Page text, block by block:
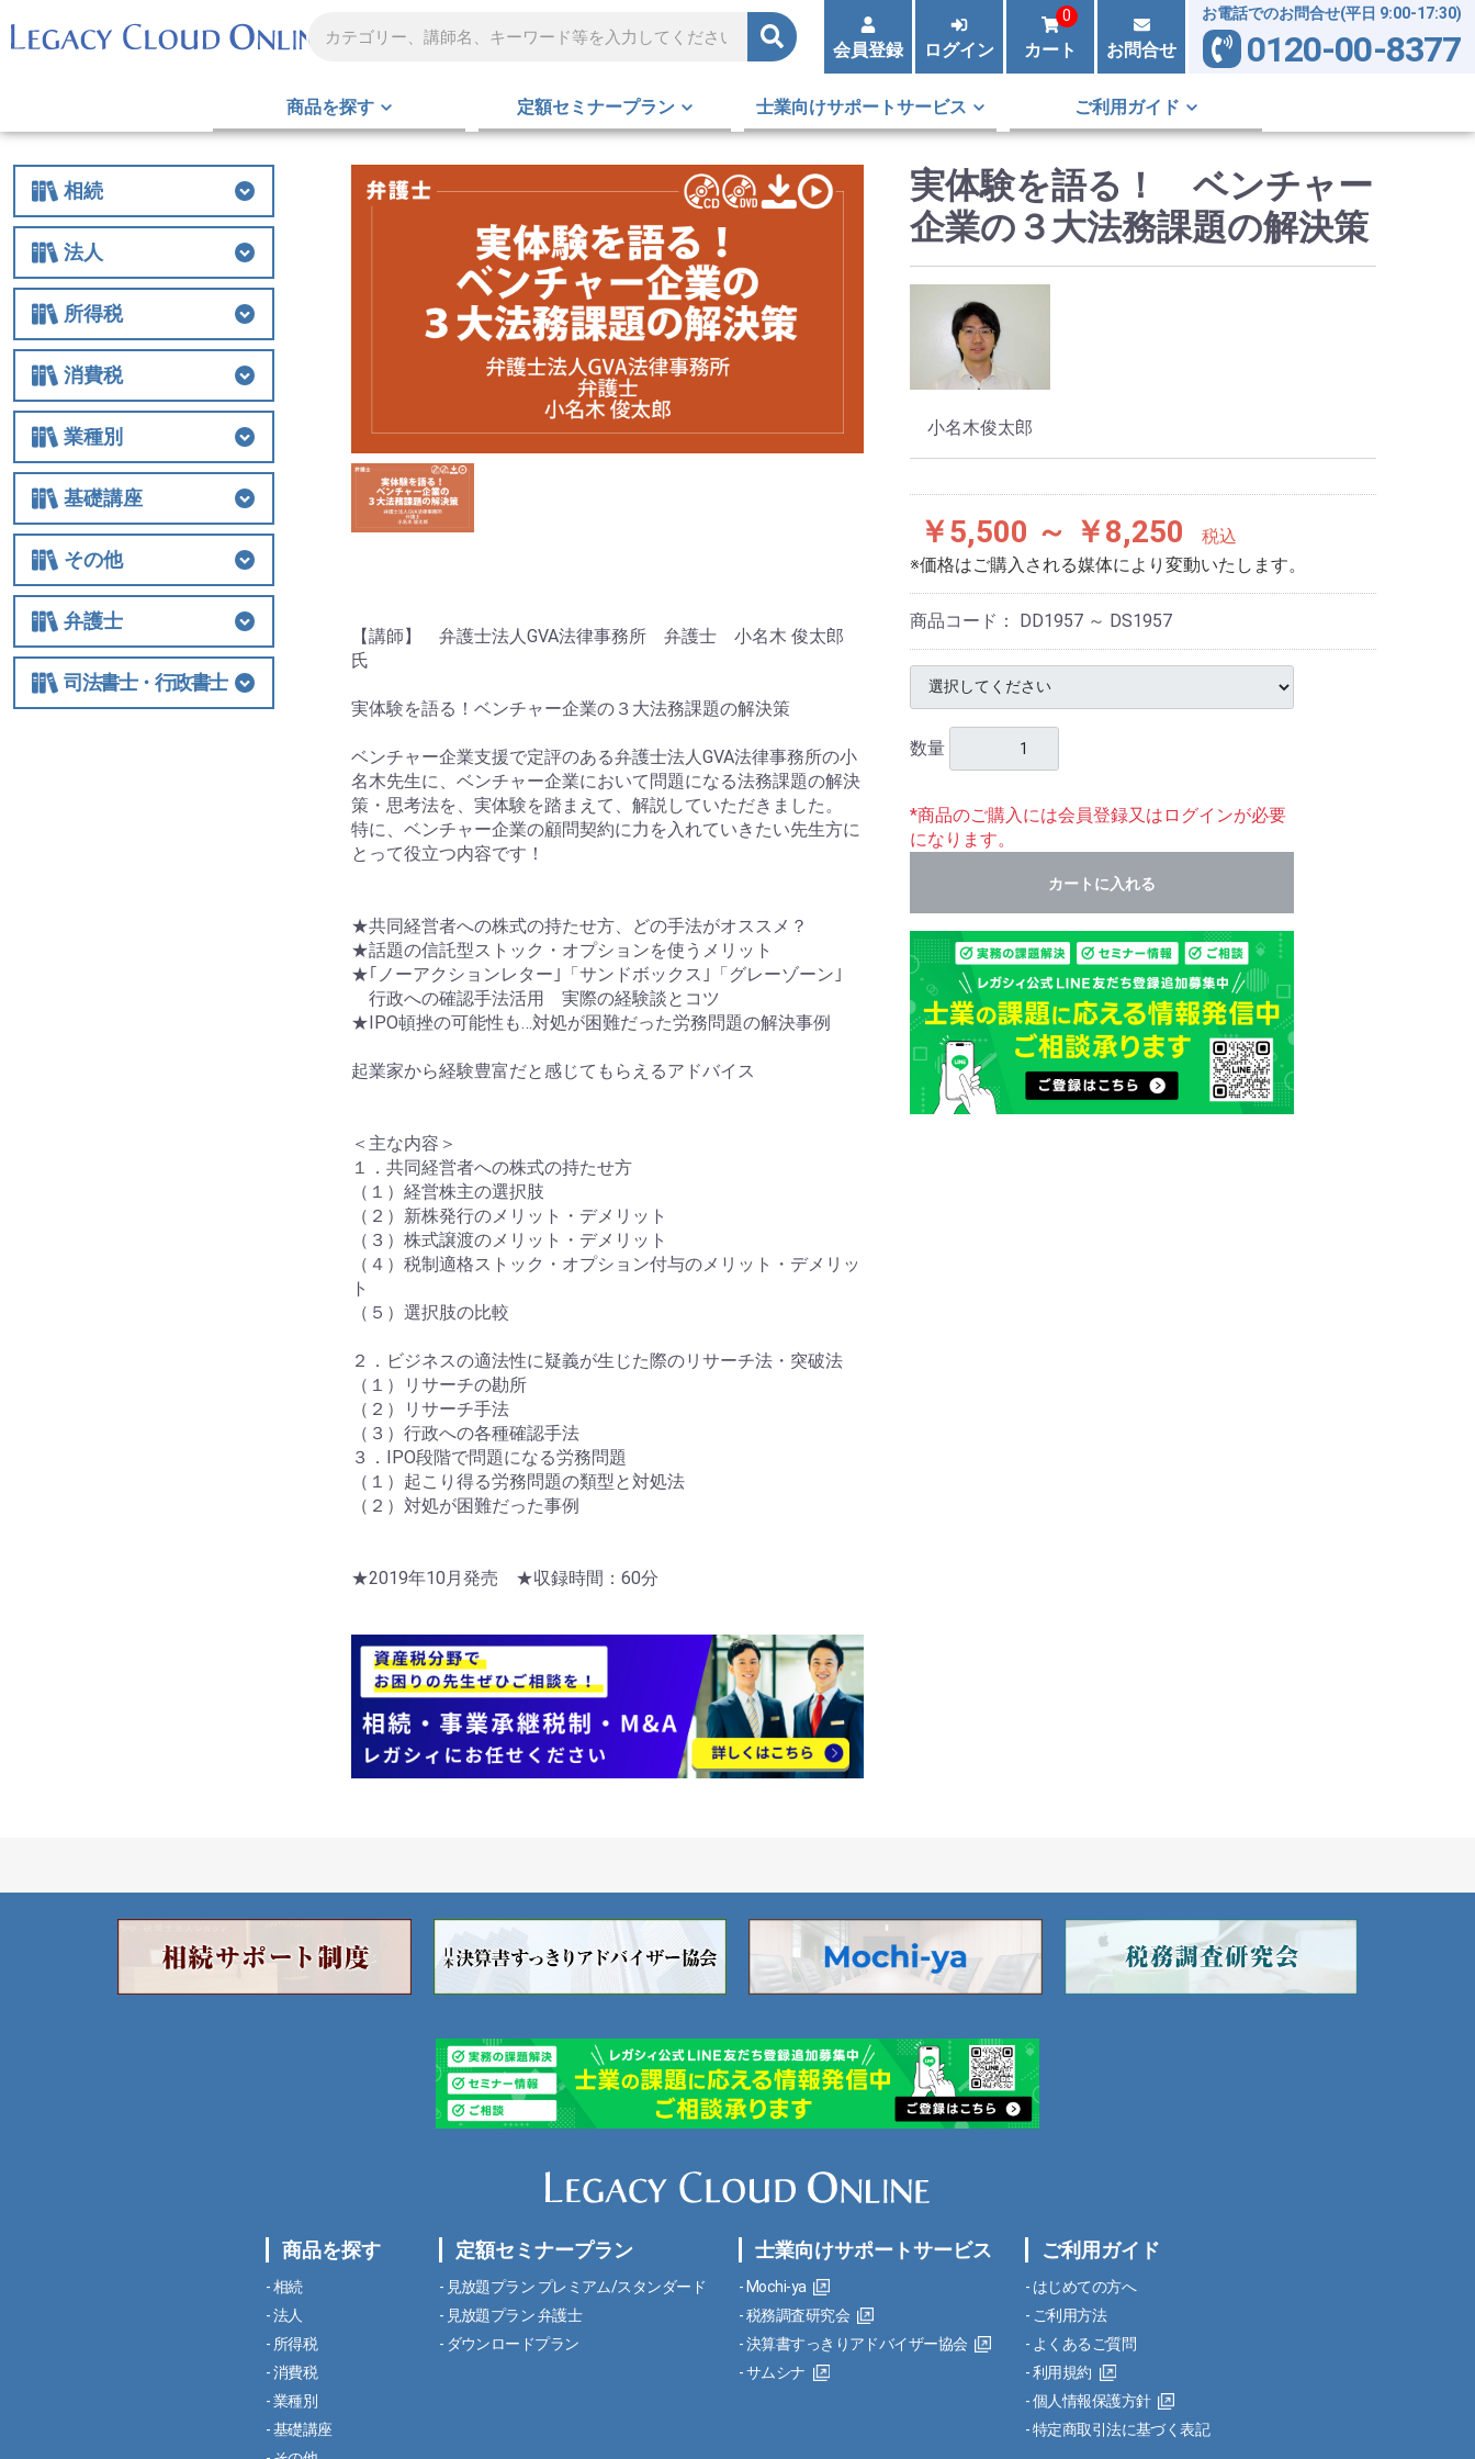
会員登録 ログイン カート
0
お問合せ
お電話でのお問合せ(平日 9:00-17:30)
0120-00-8377
商品を探す 定額セミナープラン 士業向けサポートサービス ご利用ガイド
相続
相続
相続税
贈与
財産評価
事業承継
不動産
生前対策
税務調査
その他
法人
法人
法人税
経費
役員関連
特例
組織再編
解散・清算
税務調査
その他
所得税
所得税
所得税
譲渡
税務調査
その他
消費税
消費税
消費税
税務調査
その他
業種別
業種別
医業
農業
非営利法人
介護
税務調査
その他の業種
基礎講座
基礎講座
相続税
法人関連
その他
その他
士業経営
国際税務
保険
税制改正全般
ビジネス
借地権
弁護士
弁護士
相続
交通事故
離婚
労働
不動産・建築
債権回収
民事訴訟
顧客対応・顧問契約
事務所経営・運営
その他
司法書士・行政書士
【講師】 弁護士法人GVA法律事務所 弁護士 小名木 俊太郎
氏
実体験を語る！ベンチャー企業の３大法務課題の解決策
ベンチャー企業支援で定評のある弁護士法人GVA法律事務所の小
名木先生に、ベンチャー企業において問題になる法務課題の解決
策・思考法を、実体験を踏まえて、解説していただきました。
特に、ベンチャー企業の顧問契約に力を入れていきたい先生方に
とって役立つ内容です！
★共同経営者への株式の持たせ方、どの手法がオススメ？
★話題の信託型ストック・オプションを使うメリット
★｢ノーアクションレター｣「サンドボックス｣「グレーゾーン｣
行政への確認手法活用 実際の経験談とコツ
★IPO頓挫の可能性も…対処が困難だった労務問題の解決事例
起業家から経験豊富だと感じてもらえるアドバイス
＜主な内容＞
１．共同経営者への株式の持たせ方
（１）経営株主の選択肢
（２）新株発行のメリット・デメリット
（３）株式譲渡のメリット・デメリット
（４）税制適格ストック・オプション付与のメリット・デメリッ
ト
（５）選択肢の比較
２．ビジネスの適法性に疑義が生じた際のリサーチ法・突破法
（１）リサーチの勘所
（２）リサーチ手法
（３）行政への各種確認手法
３．IPO段階で問題になる労務問題
（１）起こり得る労務問題の類型と対処法
（２）対処が困難だった事例
★2019年10月発売 ★収録時間：60分
実体験を語る！ ベンチャー
企業の３大法務課題の解決策
小名木俊太郎
￥5,500 ～ ￥8,250
税込
※価格はご購入される媒体により変動いたします。
商品コード： DD1957 ～ DS1957
数量
*商品のご購入には会員登録又はログインが必要
になります。
カートに入れる
商品を探す
相続
法人
所得税
消費税
業種別
基礎講座
定額セミナープラン
見放題プラン プレミアム/スタンダード
見放題プラン 弁護士
ダウンロードプラン
士業向けサポートサービス
Mochi-ya
税務調査研究会
決算書すっきりアドバイザー協会
サムシナ
ご利用ガイド
はじめての方へ
ご利用方法
よくあるご質問
利用規約
個人情報保護方針
特定商取引法に基づく表記